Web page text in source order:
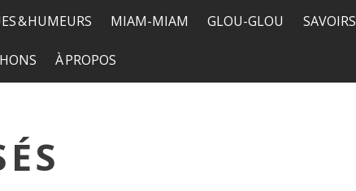
& HUMEURS MIAM-MIAM GLOU-GLOU SAVOIRS
À PROPOS